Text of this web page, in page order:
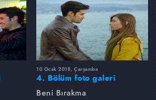
10 Ocak 2018, Çarşamba
4. Bölüm foto galeri
Beni Bırakma